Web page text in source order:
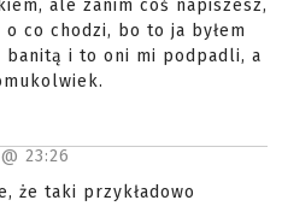
ale zanim coś napiszesz,
co chodzi, bo to ja byłem
banitą i to oni mi podpadli, a
23:26
że taki przykładowo